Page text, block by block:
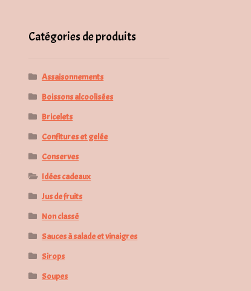
Catégories de produits
Assaisonnements
Boissons alcoolisées
Bricelets
Confitures et gelée
Conserves
Idées cadeaux
Jus de fruits
Non classé
Sauces à salade et vinaigres
Sirops
Soupes